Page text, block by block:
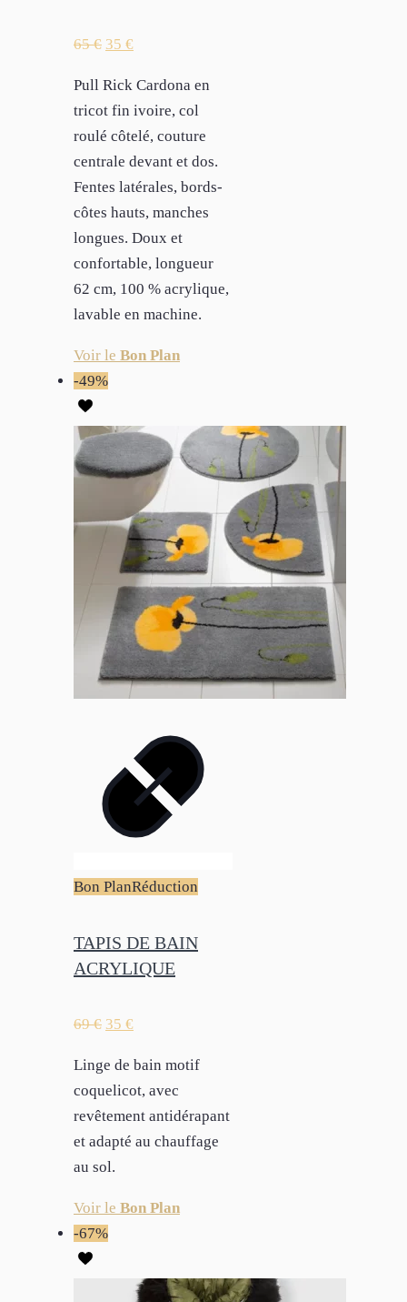
65€ 35 €
Pull Rick Cardona en
tricot fin ivoire, col
roulé côtelé, couture
centrale devant et dos.
Fentes latérales, bords-
côtes hauts, manches
longues. Doux et
confortable, longueur
62 cm, 100 % acrylique,
lavable en machine.
Voir le Bon Plan
-49%
Bon PlanRéduction
TAPIS DE BAIN
ACRYLIQUE
69€ 35 €
Linge de bain motif
coquelicot, avec
revêtement antidérapant
et adapté au chauffage
au sol.
Voir le Bon Plan
-67%